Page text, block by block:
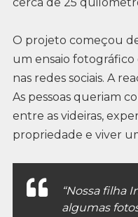
O projeto começou
um ensaio fotográfico
nas redes sociais. A
As pessoas queriam
entre as videiras,
propriedade e viver
“Nossa filha
algumas